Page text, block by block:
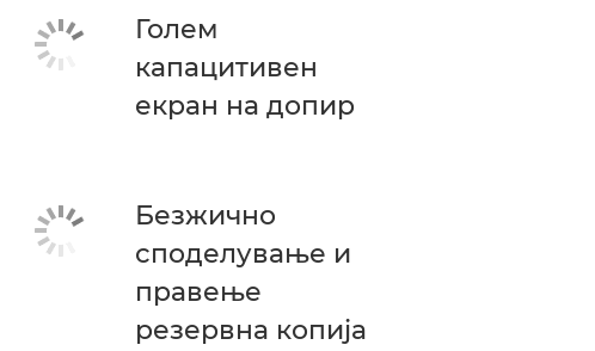
Голем
капацитивен
екран на допир
Безжично
споделување и
правење
резервна копија